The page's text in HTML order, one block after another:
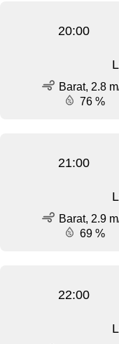
20:00
Barat, 2.8
76 %
21:00
Barat, 2.9
69 %
22:00